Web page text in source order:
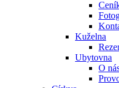
Kuželna
Ubytovna
O